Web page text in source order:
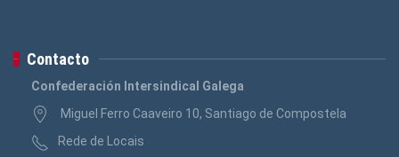
Contacto
Confederación Intersindical Galega
Miguel Ferro Caaveiro 10, Santiago de Compostela
Rede de Locais